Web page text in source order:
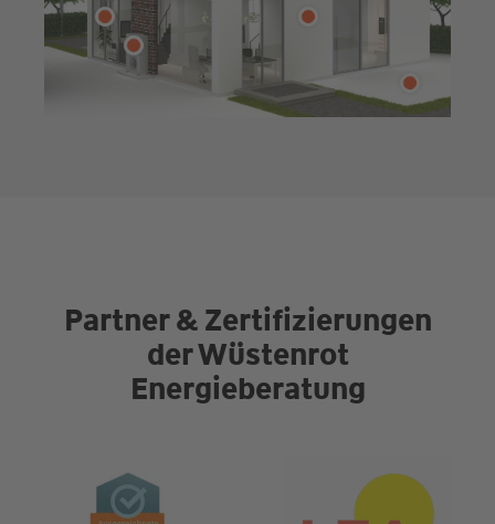
Partner & Zertifizierungen
der Wüstenrot
Energieberatung